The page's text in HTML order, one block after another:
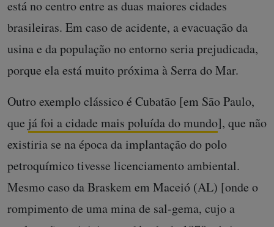
está no centro entre as duas maiores cidades
brasileiras. Em caso de acidente, a evacuação da
usina e da população no entorno seria prejudicada,
porque ela está muito próxima à Serra do Mar.
Outro exemplo clássico é Cubatão [em São Paulo,
que já foi a cidade mais poluída do mundo], que não
existiria se na época da implantação do polo
petroquímico tivesse licenciamento ambiental.
Mesmo caso da Braskem em Maceió (AL) [onde o
rompimento de uma mina de sal-gema, cujo a